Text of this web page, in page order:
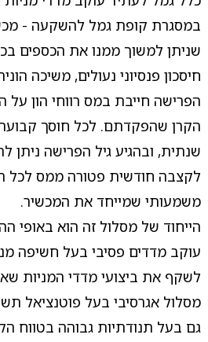
במסגרת קופת גמל להשקעה -
שניתן למשוך ממנו את הכספים
חיסכון פנסיוני נעולים, משיכה
הפרישה חייבת במס רווחי הון על
הקרן שהפקדתם. לכל חוסך
שנתית, ובהגיע גיל הפרישה ניתן
לקצבה חודשית פטורה ממס לכל
משמעותי שמייחד את המכשיר.
הייחוד של מסלול זה הוא באופי
עוקב מדדים פסיבי בעל חשיפה
לשקף את ביצועי מדדי המניות
מסלול אגרסיבי בעל פוטנציאל
גם בעל תנודתיות גבוהה בטווח